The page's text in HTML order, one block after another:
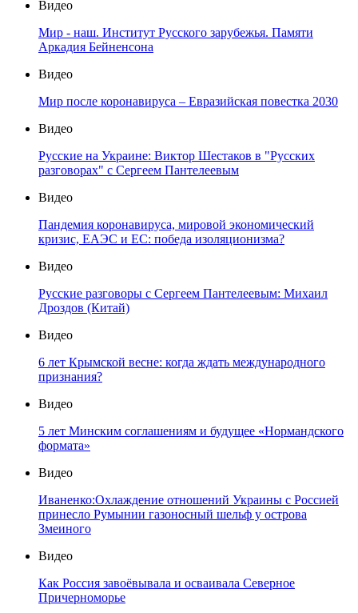
Видео
Мир - наш. Институт Русского зарубежья. Памяти
Аркадия Бейненсона
Видео
Мир после коронавируса – Евразийская повестка 2030
Видео
Русские на Украине: Виктор Шестаков в "Русских
разговорах" с Сергеем Пантелеевым
Видео
Пандемия коронавируса, мировой экономический
кризис, ЕАЭС и ЕС: победа изоляционизма?
Видео
Русские разговоры с Сергеем Пантелеевым: Михаил
Дроздов (Китай)
Видео
6 лет Крымской весне: когда ждать международного
признания?
Видео
5 лет Минским соглашениям и будущее «Нормандского
формата»
Видео
Иваненко:Охлаждение отношений Украины с Россией
принесло Румынии газоносный шельф у острова
Змеиного
Видео
Как Россия завоёвывала и осваивала Северное
Причерноморье